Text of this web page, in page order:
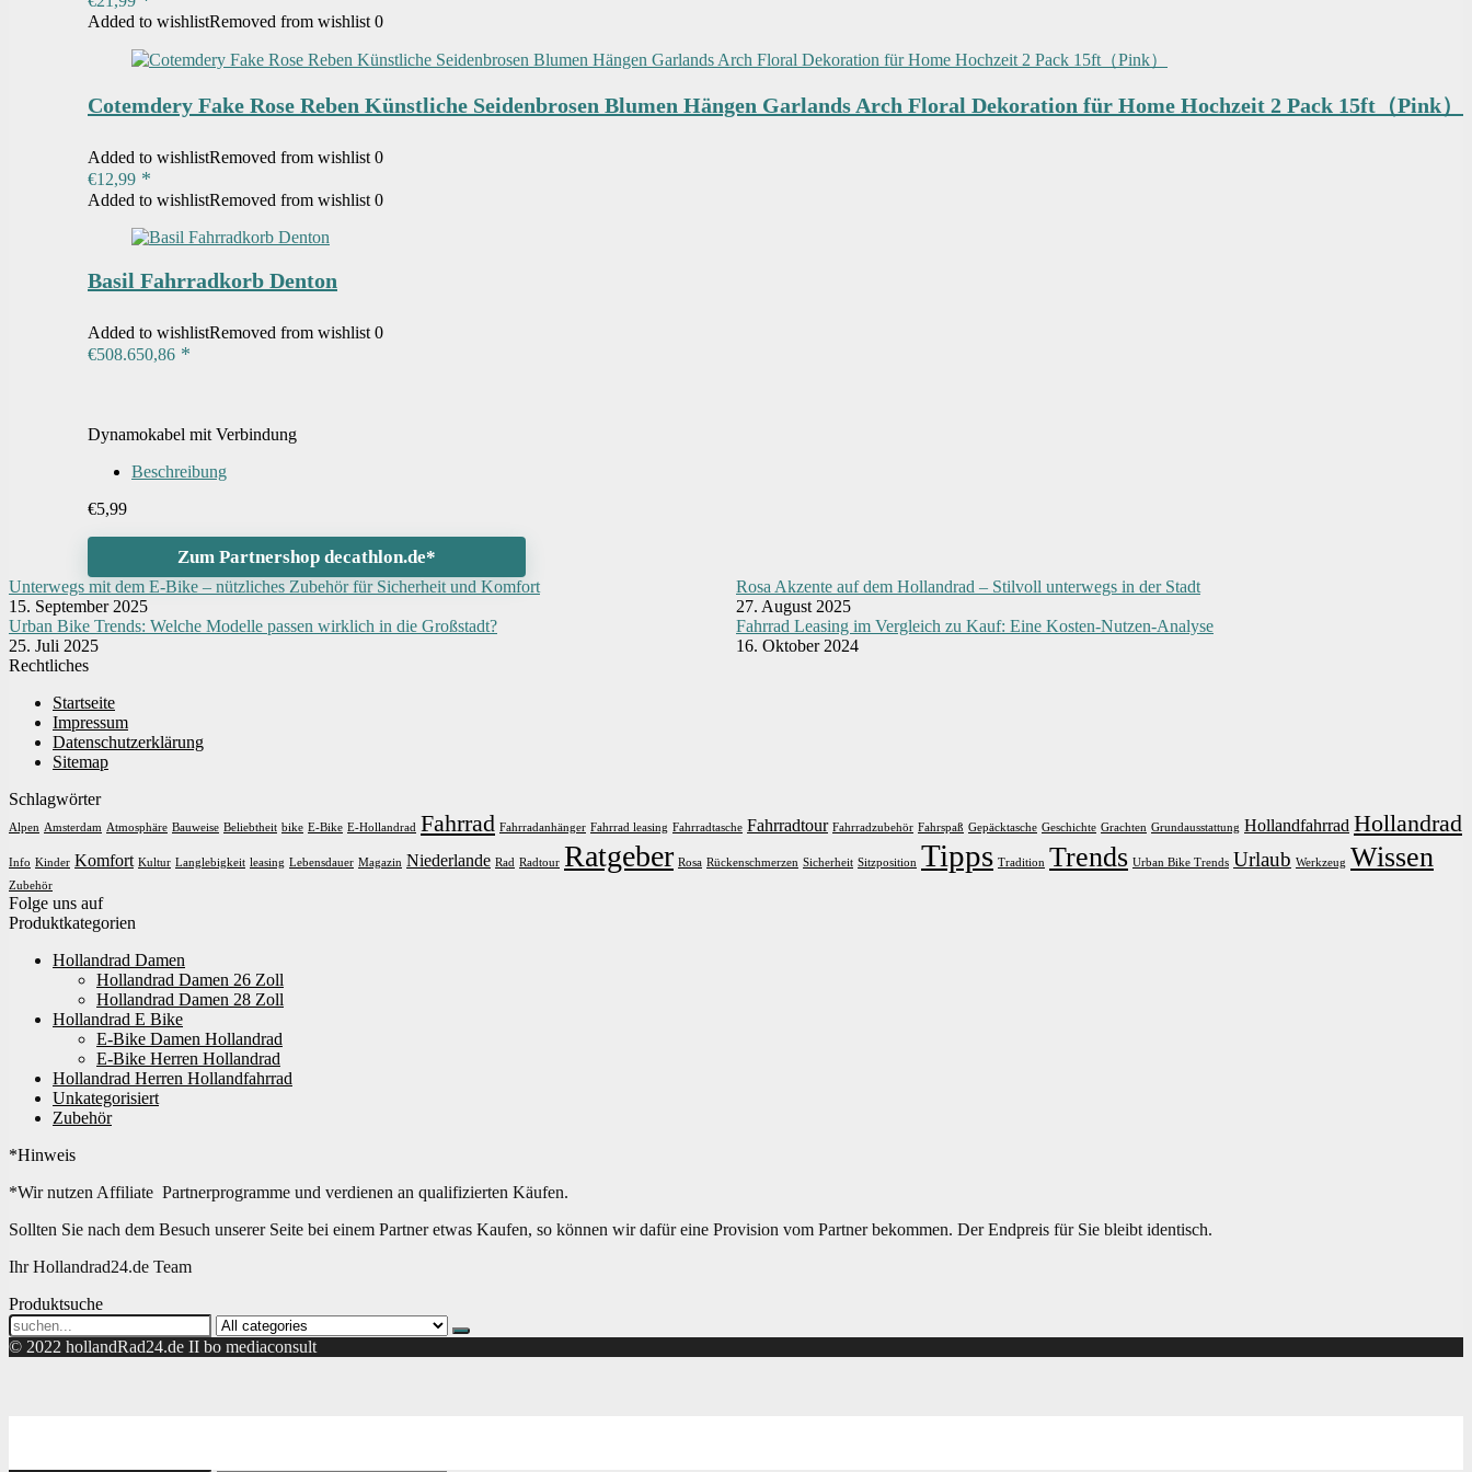
Added to wishlistRemoved from wishlist 0
Cotemdery Fake Rose Reben Künstliche Seidenbrosen Blumen Hängen Garlands Arch Floral Dekoration für Home Hochzeit 2 Pack 15ft（Pink）
Added to wishlistRemoved from wishlist 0
€12,99
Added to wishlistRemoved from wishlist 0
Basil Fahrradkorb Denton
Added to wishlistRemoved from wishlist 0
€508.650,86
Dynamokabel mit Verbindung
Beschreibung
€5,99
Zum Partnershop decathlon.de*
Unterwegs mit dem E-Bike – nützliches Zubehör für Sicherheit und Komfort
15. September 2025
Rosa Akzente auf dem Hollandrad – Stilvoll unterwegs in der Stadt
27. August 2025
Urban Bike Trends: Welche Modelle passen wirklich in die Großstadt?
25. Juli 2025
Fahrrad Leasing im Vergleich zu Kauf: Eine Kosten-Nutzen-Analyse
16. Oktober 2024
Rechtliches
Startseite
Impressum
Datenschutzerklärung
Sitemap
Schlagwörter
Alpen Amsterdam Atmosphäre Bauweise Beliebtheit bike E-Bike E-Hollandrad Fahrrad Fahrradanhänger Fahrrad leasing Fahrradtasche Fahrradtour Fahrradzubehör Fahrspaß Gepäcktasche Geschichte Grachten Grundausstattung Hollandfahrrad Hollandrad
Info Kinder Komfort Kultur Langlebigkeit leasing Lebensdauer Magazin Niederlande Rad Radtour Ratgeber Rosa Rückenschmerzen Sicherheit Sitzposition Tipps Tradition Trends Urban Bike Trends Urlaub Werkzeug Wissen
Zubehör
Folge uns auf
Produktkategorien
Hollandrad Damen
Hollandrad Damen 26 Zoll
Hollandrad Damen 28 Zoll
Hollandrad E Bike
E-Bike Damen Hollandrad
E-Bike Herren Hollandrad
Hollandrad Herren Hollandfahrrad
Unkategorisiert
Zubehör
*Hinweis
*Wir nutzen Affiliate Partnerprogramme und verdienen an qualifizierten Käufen.
Sollten Sie nach dem Besuch unserer Seite bei einem Partner etwas Kaufen, so können wir dafür eine Provision vom Partner bekommen. Der Endpreis für Sie bleibt identisch.
Ihr Hollandrad24.de Team
Produktsuche
Search
for:
© 2022 hollandRad24.de II bo mediaconsult